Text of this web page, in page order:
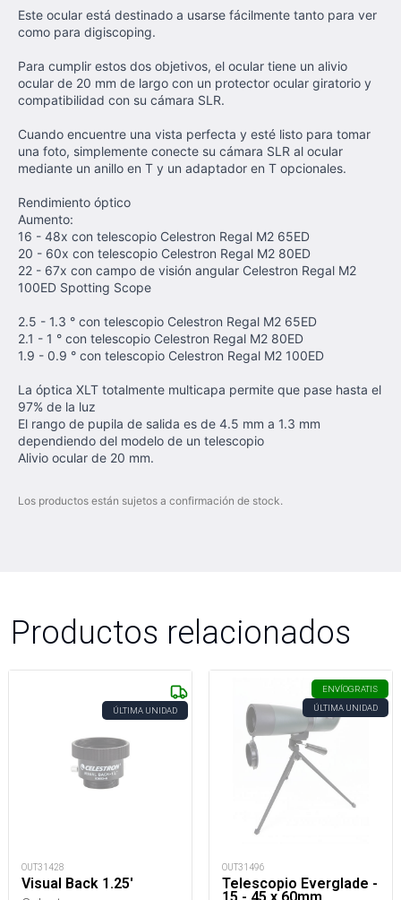
Este ocular está destinado a usarse fácilmente tanto para ver
como para digiscoping.
Para cumplir estos dos objetivos, el ocular tiene un alivio
ocular de 20 mm de largo con un protector ocular giratorio y
compatibilidad con su cámara SLR.
Cuando encuentre una vista perfecta y esté listo para tomar
una foto, simplemente conecte su cámara SLR al ocular
mediante un anillo en T y un adaptador en T opcionales.
Rendimiento óptico
Aumento:
16 - 48x con telescopio Celestron Regal M2 65ED
20 - 60x con telescopio Celestron Regal M2 80ED
22 - 67x con campo de visión angular Celestron Regal M2
100ED Spotting Scope
2.5 - 1.3 ° con telescopio Celestron Regal M2 65ED
2.1 - 1 ° con telescopio Celestron Regal M2 80ED
1.9 - 0.9 ° con telescopio Celestron Regal M2 100ED
La óptica XLT totalmente multicapa permite que pase hasta el
97% de la luz
El rango de pupila de salida es de 4.5 mm a 1.3 mm
dependiendo del modelo de un telescopio
Alivio ocular de 20 mm.
Los productos están sujetos a confirmación de stock.
Productos relacionados
ÚLTIMA UNIDAD
OUT31428
Visual Back 1.25'
ENVÍOGRATIS
ÚLTIMA UNIDAD
OUT31496
Telescopio Everglade -